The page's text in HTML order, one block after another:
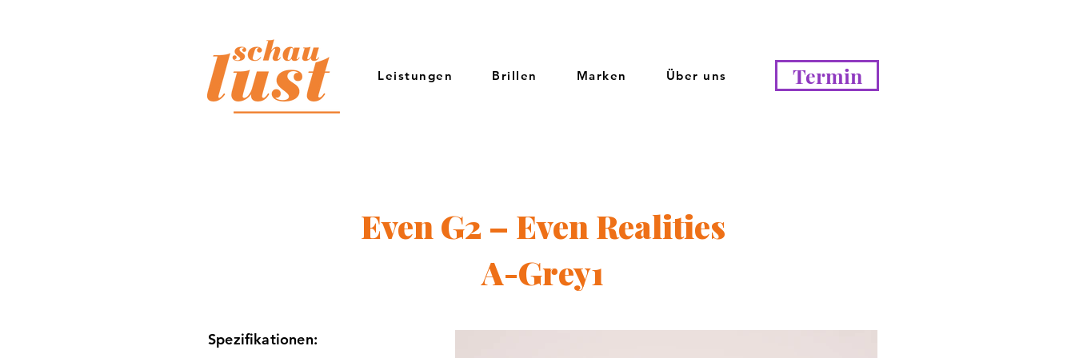
Leistungen Brillen Marken Über uns Termin
Even G2 – Even Realities
A-Grey1
Spezifikationen: